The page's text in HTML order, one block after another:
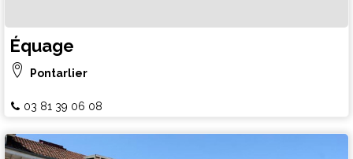
Équage
Pontarlier
03 81 39 06 08